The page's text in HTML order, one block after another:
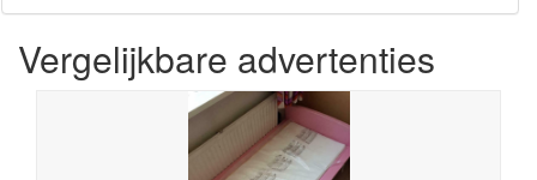
Vergelijkbare advertenties